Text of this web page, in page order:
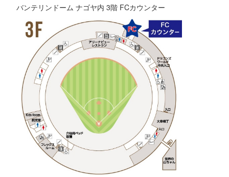
バンテリンドーム ナゴヤ内 3階 FCカウンター